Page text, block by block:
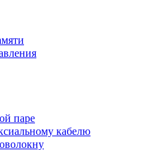
паре
кабелю